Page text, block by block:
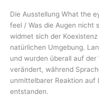
Die Ausstellung What the
feel / Was die Augen nicht
widmet sich der
natürlichen Umgebung.
und wurden überall auf
verändert, während
unmittelbarer Reaktion auf
entstanden.